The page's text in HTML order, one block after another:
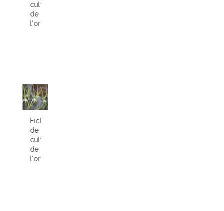
culture
de
l'orchidée...
Fiche
de
culture
de
l'orchidée...